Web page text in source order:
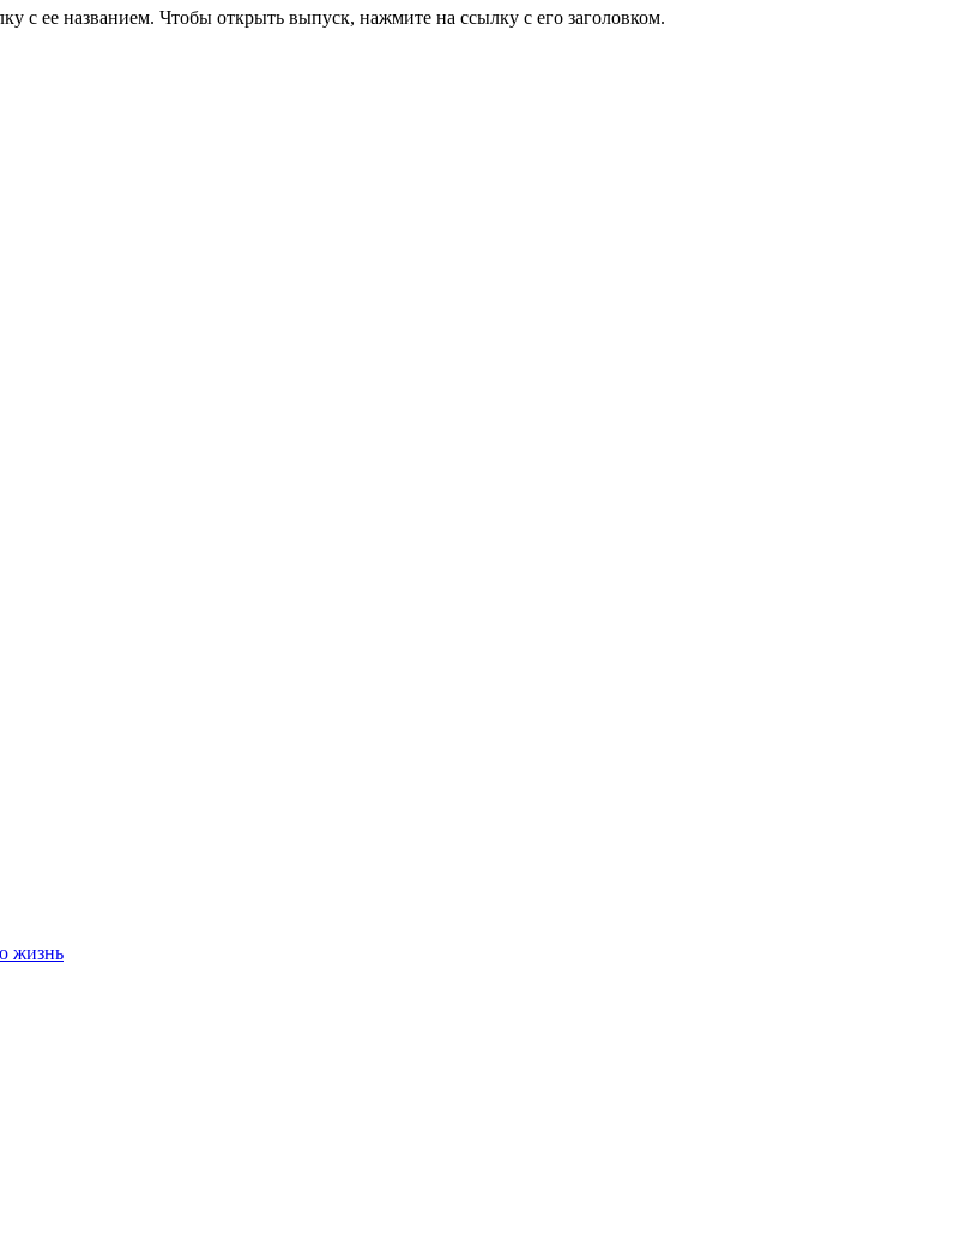
ее названием. Чтобы открыть выпуск, нажмите на ссылку с его заголовком.
жизнь